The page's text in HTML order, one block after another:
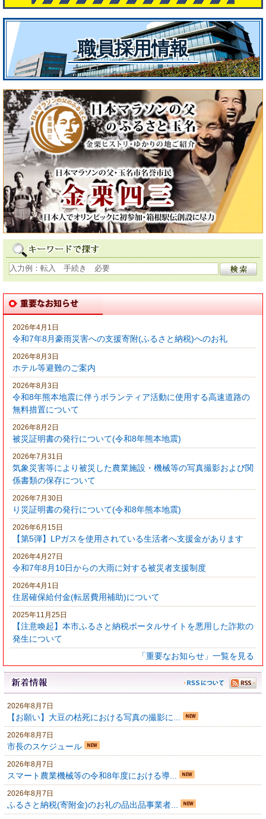
職員採用情報
2026年4月1日
令和7年8月豪雨災害への支援寄附(ふるさと納税)へのお礼
2026年8月3日
ホテル等避難のご案内
2026年8月3日
令和8年熊本地震に伴うボランティア活動に使用する高速道路の
無料措置について
2026年8月2日
被災証明書の発行について(令和8年熊本地震)
2026年7月31日
気象災害等により被災した農業施設・機械等の写真撮影および関
係書類の保存について
2026年7月30日
り災証明書の発行について(令和8年熊本地震)
2026年6月15日
【第5弾】LPガスを使用されている生活者へ支援金があります
2026年4月27日
令和7年8月10日からの大雨に対する被災者支援制度
2026年4月1日
住居確保給付金(転居費用補助)について
2025年11月25日
【注意喚起】本市ふるさと納税ポータルサイトを悪用した詐欺の
発生について
「重要なお知らせ」一覧を見る
2026年8月7日
【お願い】大豆の枯死における写真の撮影に...
2026年8月7日
市長のスケジュール
2026年8月7日
スマート農業機械等の令和8年度における導...
2026年8月7日
ふるさと納税(寄附金)のお礼の品出品事業者...